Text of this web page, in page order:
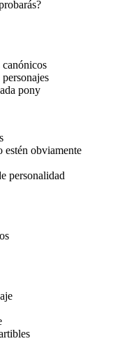
pony
estén obviamente
personalidad